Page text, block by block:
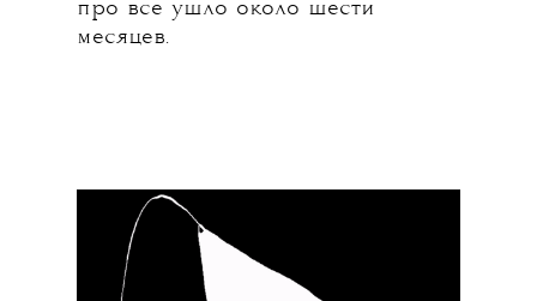
про все ушло около шести
месяцев.